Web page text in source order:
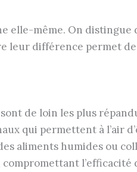
elle-même. On distingue
leur différence permet
de loin les plus
qui permettent à l’air
aliments humides ou
l’efficacité